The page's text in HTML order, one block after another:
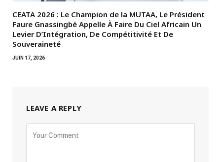
CEATA 2026 : Le Champion de la MUTAA, Le Président
Faure Gnassingbé Appelle À Faire Du Ciel Africain Un
Levier D’Intégration, De Compétitivité Et De
Souveraineté
JUIN 17, 2026
LEAVE A REPLY